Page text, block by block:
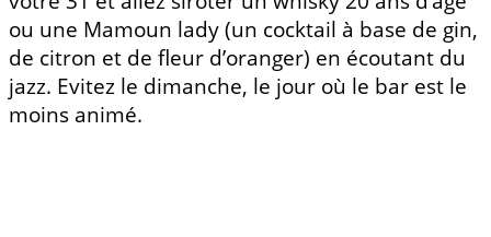
ou une Mamoun lady (un cocktail à base de gin,
de citron et de fleur d’oranger) en écoutant du
jazz. Evitez le dimanche, le jour où le bar est le
moins animé.